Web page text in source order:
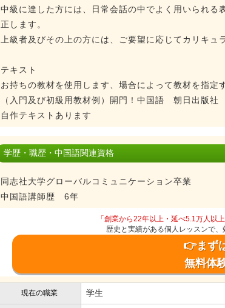
中級に達した方には、日常会話の中でよく用いられ
正します。
上級者及びその上の方には、ご要望に応じてカリキュ
テキスト
お持ちの教材を使用します、場合によって教材を指定
（入門及び初級用教材例）開門！中国語 朝日出版社
自作テキストあります
学歴・職歴・中国語関連資格
同志社大学グローバルコミュニケーション卒業
中国語講師歴 6年
「創業から22年以上・延べ5.1万人以
歴史と実績がある個人レッスンで
👉まず
無料体
現在の職業 学生